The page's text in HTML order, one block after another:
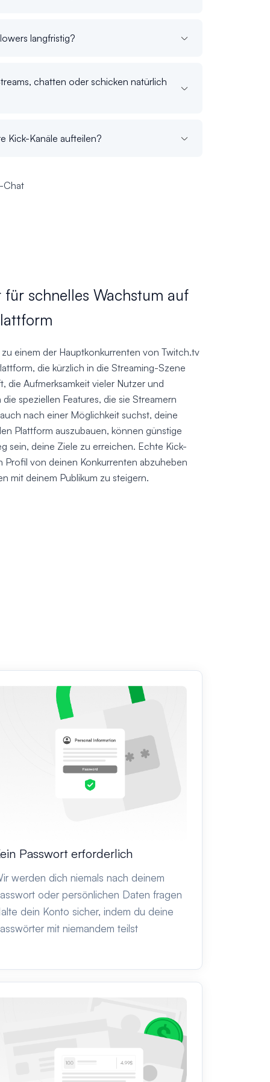
langfristig?
chatten oder schicken natürlich
Kick-Kanäle aufteilen?
Chat
für schnelles Wachstum auf
einem der Hauptkonkurrenten von Twitch.tv
die kürzlich in die Streaming-Szene
die Aufmerksamkeit vieler Nutzer und
speziellen Features, die sie Streamern
nach einer Möglichkeit suchst, deine
Plattform auszubauen, können günstige
sein, deine Ziele zu erreichen. Echte Kick-
Profil von deinen Konkurrenten abzuheben
mit deinem Publikum zu steigern.
Passwort erforderlich
werden dich niemals nach deinem
oder persönlichen Daten fragen
dein Konto sicher, indem du deine
mit niemandem teilst